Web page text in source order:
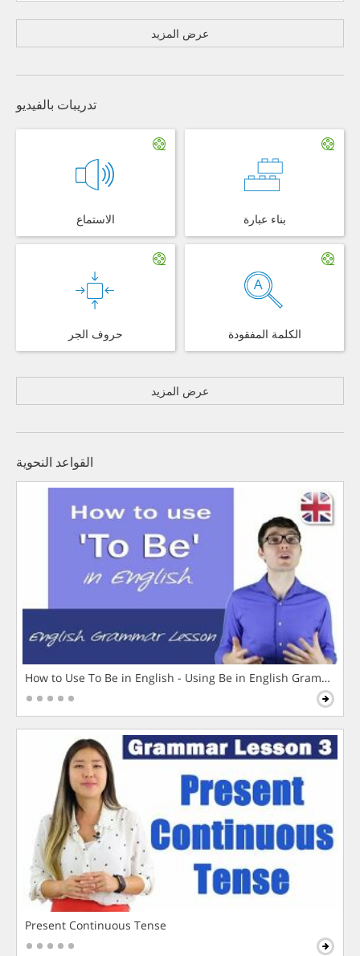
عرض المزيد
تدريبات بالفيديو
الاستماع بناء عبارة
حروف الجر الكلمة المفقودة
عرض المزيد
القواعد النحوية
How to Use To Be in English - Using Be in English Grammar
Present Continuous Tense